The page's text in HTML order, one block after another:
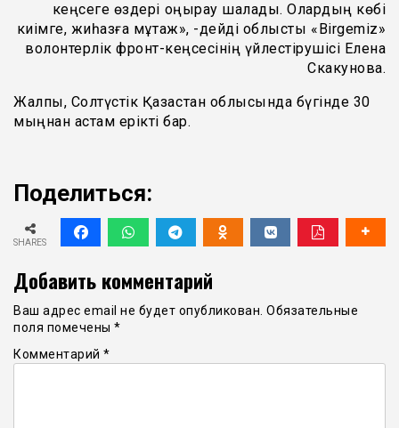
кеңсеге өздері қоңырау шалады. Олардың көбі
киімге, жиһазға мұқтаж», -дейді облыстық «Birgemiz»
волонтерлік фронт-кеңсесінің үйлестірушісі Елена
Скакунова.
Жалпы, Солтүстік Қазақстан облысында бүгінде 30
мыңнан астам ерікті бар.
Поделиться:
SHARES
Добавить комментарий
Ваш адрес email не будет опубликован. Обязательные
поля помечены *
Комментарий *